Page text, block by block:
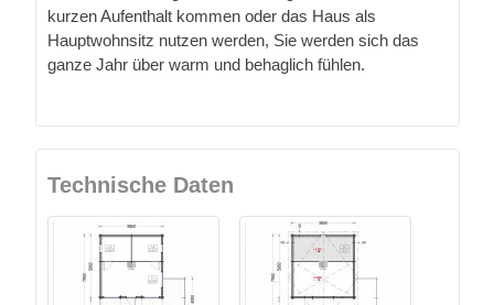
kurzen Aufenthalt kommen oder das Haus als
Hauptwohnsitz nutzen werden, Sie werden sich das
ganze Jahr über warm und behaglich fühlen.
Technische Daten